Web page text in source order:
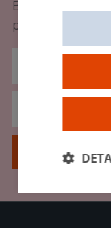
Blijf op de
promoties en
Inschrijven